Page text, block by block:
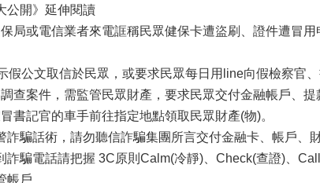
公開》延伸閱讀
局或電信業者來電誆稱民眾健保卡遭盜刷、證件遭冒
假公文取信於民眾，或要求民眾每日用line向假檢察官、
查案件，需監管民眾財產，要求民眾交付金融帳戶、
書記官的車手前往指定地點領取民眾財產(物)。
詐騙話術，請勿聽信詐騙集團所言交付金融卡、帳戶
詐騙電話請把握 3C原則Calm(冷靜)、Check(查證)、
帳戶